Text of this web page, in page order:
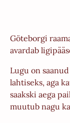
Göteborgi
avardab
Lugu on
lahtiseks, aga
saakski aega
muutub nagu